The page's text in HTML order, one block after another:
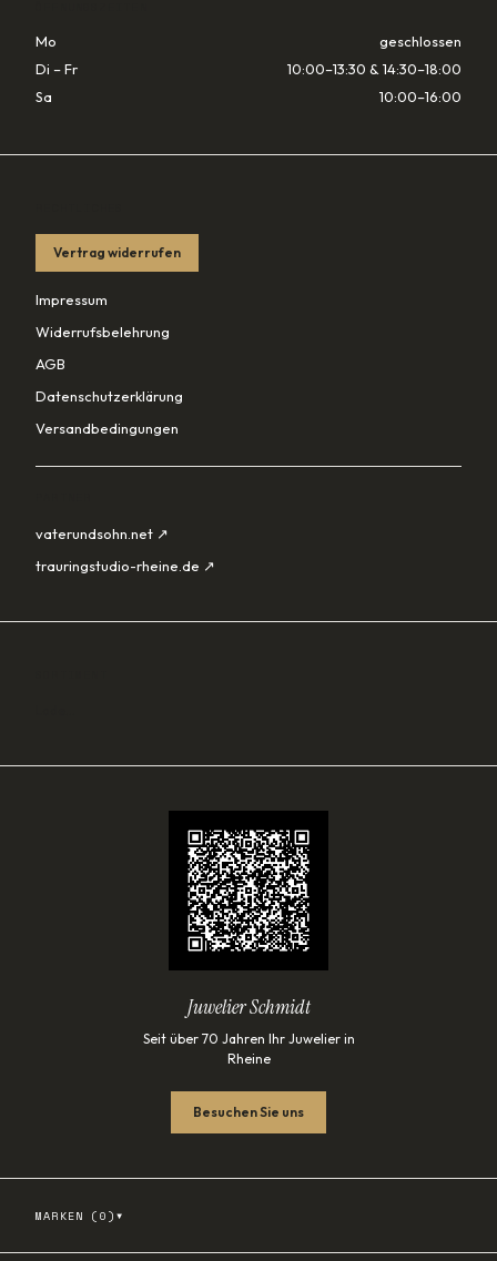
Mo
geschlossen
Di – Fr
10:00–13:30 & 14:30–18:00
Sa
10:00–16:00
Vertrag widerrufen
Impressum
Widerrufsbelehrung
AGB
Datenschutzerklärung
Versandbedingungen
vaterundsohn.net ↗
trauringstudio-rheine.de ↗
Juwelier Schmidt
Seit über 70 Jahren Ihr Juwelier in
Rheine
Besuchen Sie uns
MARKEN ( 0 ) ▾